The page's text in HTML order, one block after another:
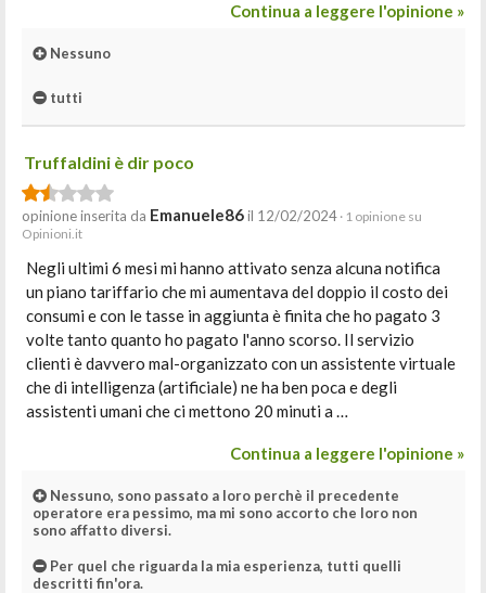
Continua a leggere l'opinione »
Nessuno
tutti
Truffaldini è dir poco
opinione inserita da Emanuele86il 12/02/2024 · 1 opinione su
Opinioni.it
Negli ultimi 6 mesi mi hanno attivato senza alcuna notifica
un piano tariffario che mi aumentava del doppio il costo dei
consumi e con le tasse in aggiunta è finita che ho pagato 3
volte tanto quanto ho pagato l'anno scorso. Il servizio
clienti è davvero mal-organizzato con un assistente virtuale
che di intelligenza (artificiale) ne ha ben poca e degli
assistenti umani che ci mettono 20 minuti a …
Continua a leggere l'opinione »
Nessuno, sono passato a loro perchè il precedente
operatore era pessimo, ma mi sono accorto che loro non
sono affatto diversi.
Per quel che riguarda la mia esperienza, tutti quelli
descritti fin'ora.